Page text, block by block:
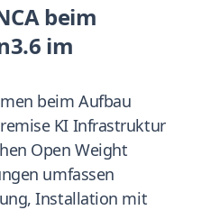
beim
im
beim Aufbau
KI Infrastruktur
Open Weight
umfassen
Installation mit